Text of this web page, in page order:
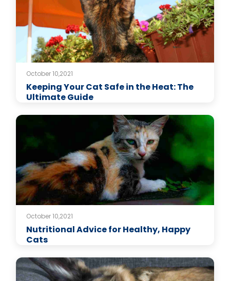
October 10,2021
Keeping Your Cat Safe in the Heat: The
Ultimate Guide
October 10,2021
Nutritional Advice for Healthy, Happy
Cats